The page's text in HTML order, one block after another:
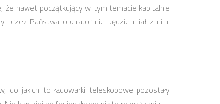
że nawet początkujący w tym temacie kapitalnie
przez Państwa operator nie będzie miał z nimi
do jakich to ładowarki teleskopowe pozostały